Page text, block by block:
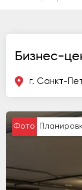
Бизнес-
г. Санкт-
Фото